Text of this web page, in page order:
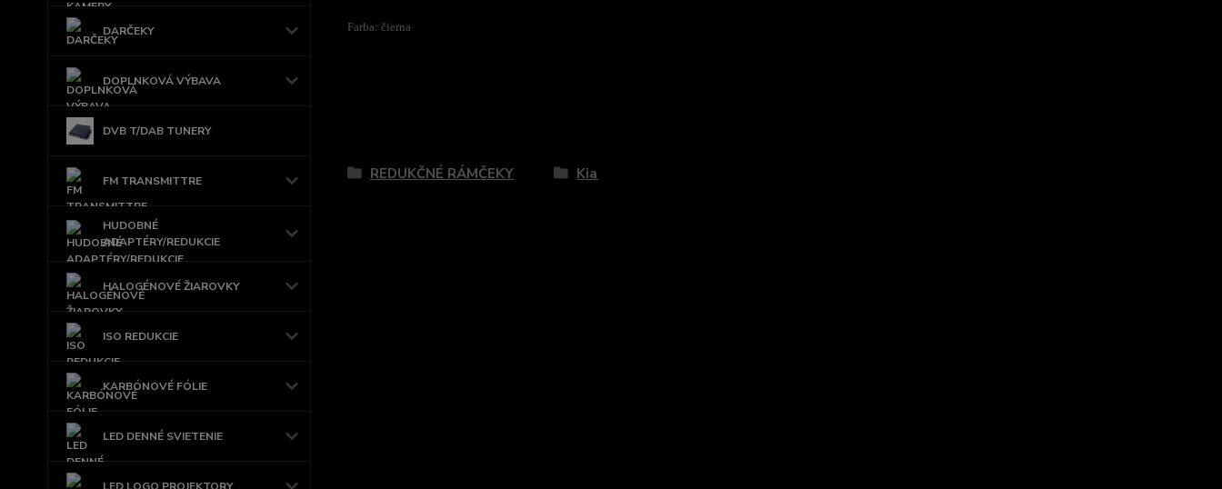
DARČEKY
DOPLNKOVÁ VÝBAVA
DVB T/DAB TUNERY
FM TRANSMITTRE
HUDOBNÉ
ADAPTÉRY/REDUKCIE
HALOGÉNOVÉ ŽIAROVKY
ISO REDUKCIE
KARBÓNOVÉ FÓLIE
LED DENNÉ SVIETENIE
LED LOGO PROJEKTORY
Farba: čierna
REDUKČNÉ RÁMČEKY Kia